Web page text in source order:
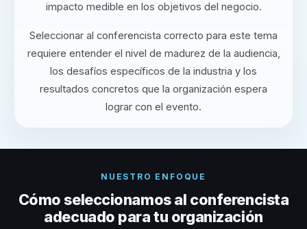
impacto medible en los objetivos del negocio.
Seleccionar al conferencista correcto para este tema
requiere entender el nivel de madurez de la audiencia,
los desafíos específicos de la industria y los
resultados concretos que la organización espera
lograr con el evento.
NUESTRO ENFOQUE
Cómo seleccionamos al conferencista
adecuado para tu organización